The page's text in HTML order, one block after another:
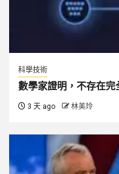
科學技術
數學家證明，不存在完
3 天 ago 林美玲